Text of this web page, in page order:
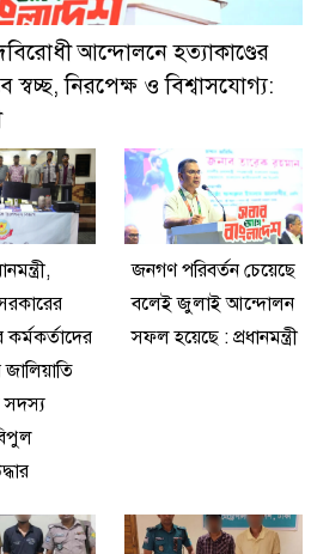
থানা পুলিশ
আন্দোলনে হত্যাকাণ্ডের
স্বচ্ছ, নিরপেক্ষ ও বিশ্বাসযোগ্য:
সরকারের
কর্মকর্তাদের
জালিয়াতি
সদস্য
জনগণ পরিবর্তন চেয়েছে
বলেই জুলাই আন্দোলন
সফল হয়েছে : প্রধানমন্ত্রী